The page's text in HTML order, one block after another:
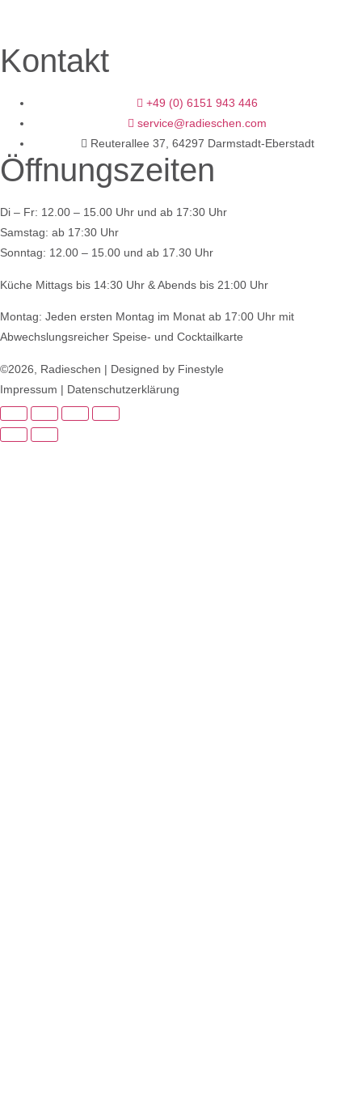
Kontakt
+49 (0) 6151 943 446
service@radieschen.com
Reuterallee 37, 64297 Darmstadt-Eberstadt
Öffnungszeiten
Di – Fr: 12.00 – 15.00 Uhr und ab 17:30 Uhr
Samstag: ab 17:30 Uhr
Sonntag: 12.00 – 15.00 und ab 17.30 Uhr
Küche Mittags bis 14:30 Uhr & Abends bis 21:00 Uhr
Montag: Jeden ersten Montag im Monat ab 17:00 Uhr mit
Abwechslungsreicher Speise- und Cocktailkarte
©2026, Radieschen | Designed by Finestyle
Impressum | Datenschutzerklärung